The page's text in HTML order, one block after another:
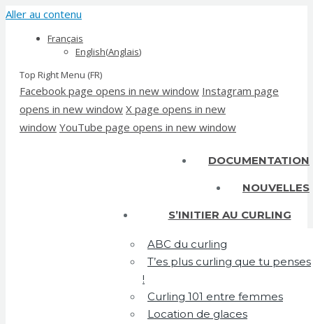
Aller au contenu
Français
English(Anglais)
Top Right Menu (FR)
Facebook page opens in new window Instagram page
opens in new window X page opens in new
window YouTube page opens in new window
DOCUMENTATION
NOUVELLES
S’INITIER AU CURLING
ABC du curling
T’es plus curling que tu penses
!
Curling 101 entre femmes
Location de glaces